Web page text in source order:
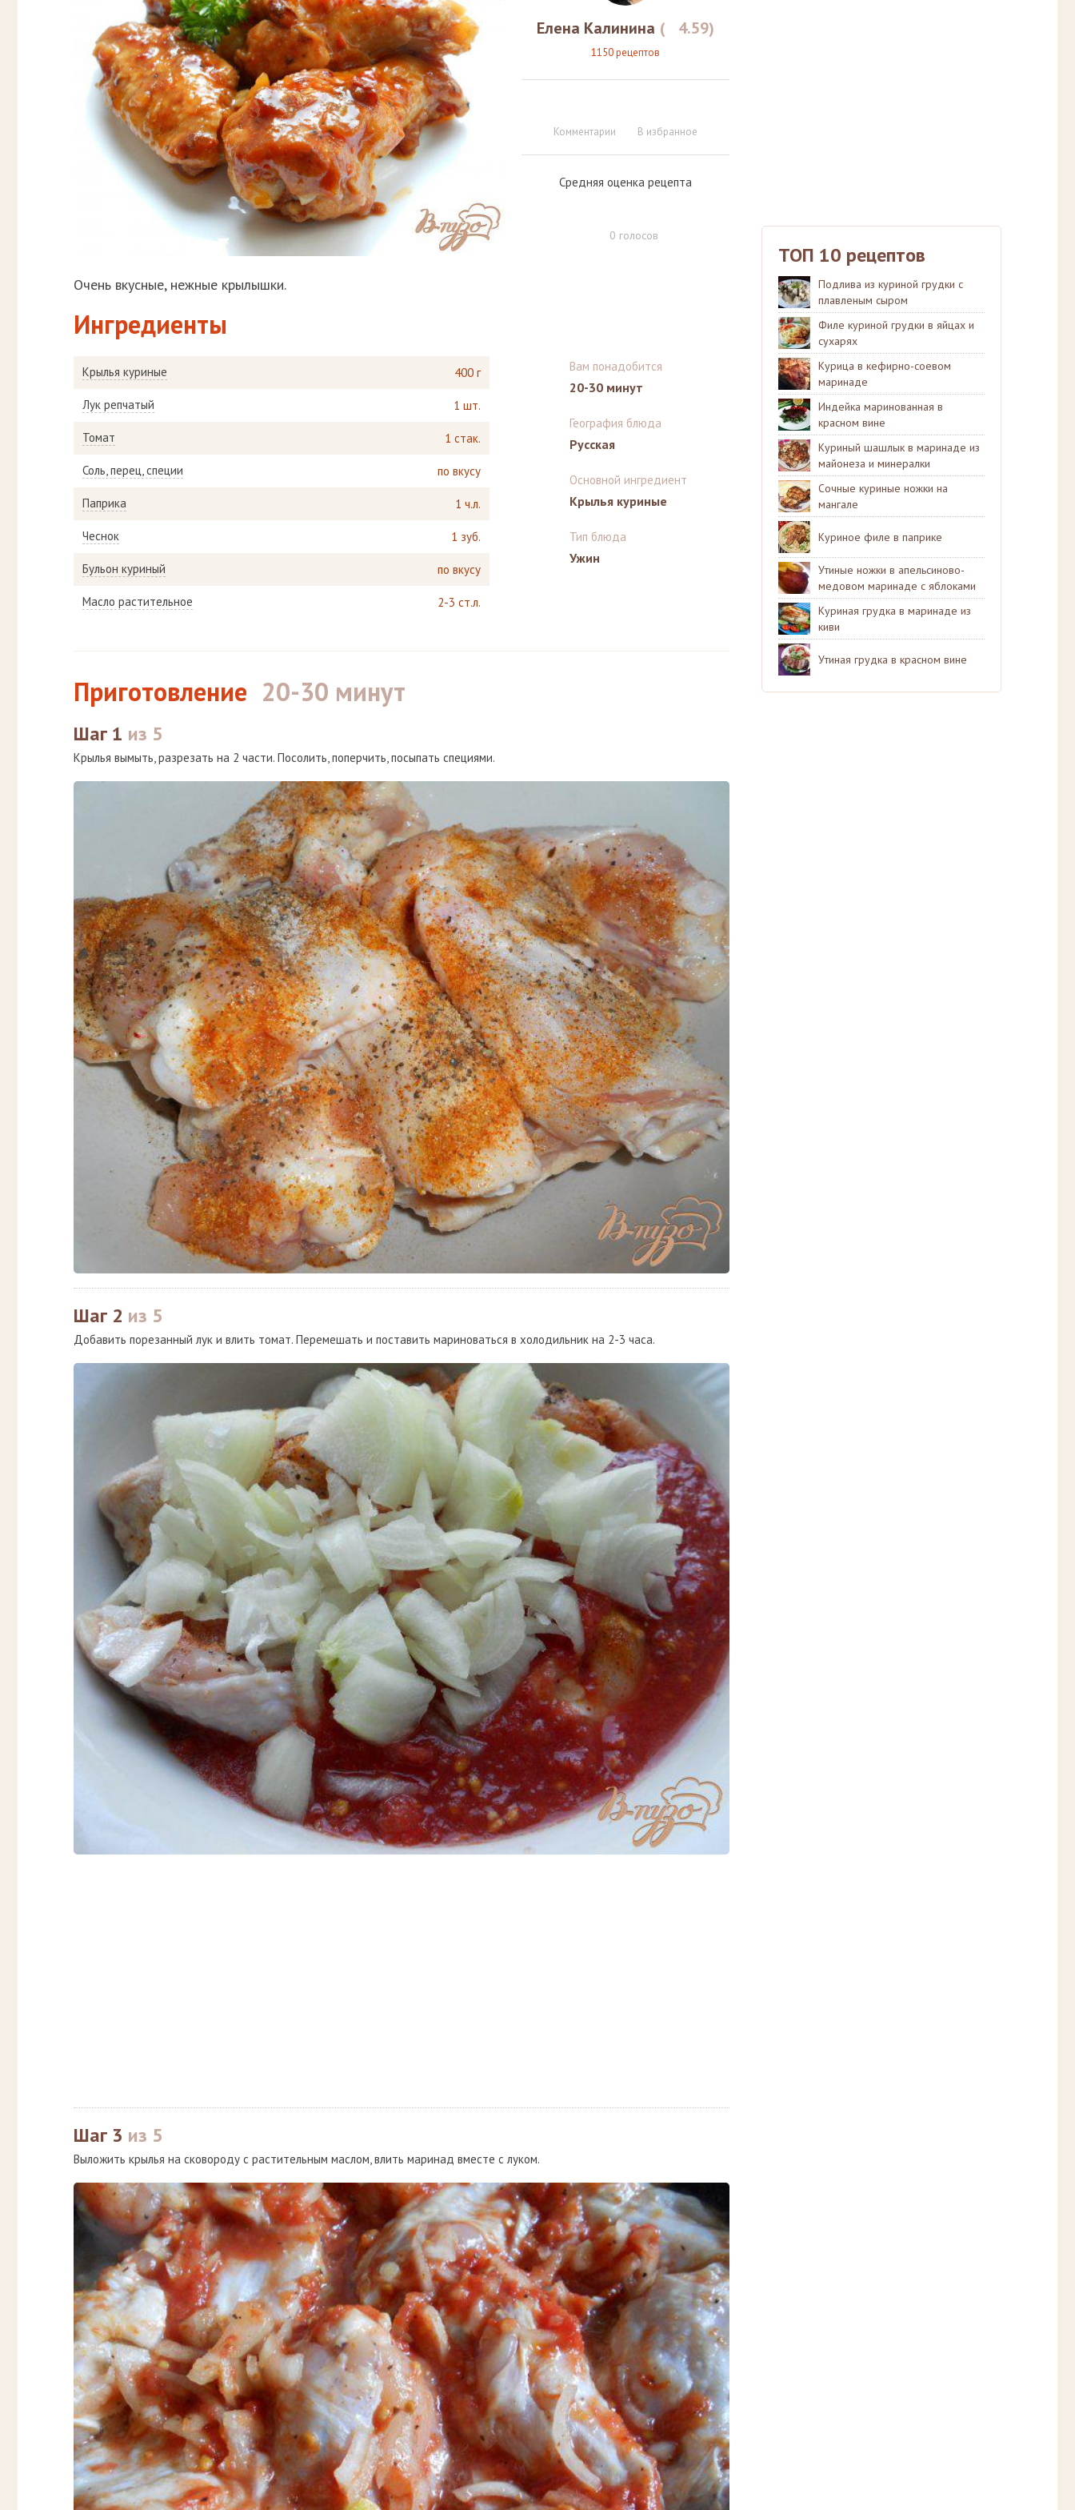
Елена Калинина ( 4.59)
1150 рецептов
Комментарии В избранное
Средняя оценка рецепта
0 голосов
Очень вкусные, нежные крылышки.
Ингредиенты
Крылья куриные 400 г
Лук репчатый 1 шт.
Томат 1 стак.
Соль, перец, специи по вкусу
Паприка 1 ч.л.
Чеснок 1 зуб.
Бульон куриный по вкусу
Масло растительное 2-3 ст.л.
Вам понадобится
20-30 минут
География блюда
Русская
Основной ингредиент
Крылья куриные
Тип блюда
Ужин
Приготовление 20-30 минут
Шаг 1 из 5
Крылья вымыть, разрезать на 2 части. Посолить, поперчить, посыпать специями.
Шаг 2 из 5
Добавить порезанный лук и влить томат. Перемешать и поставить мариноваться в холодильник на 2-3 часа.
Шаг 3 из 5
Выложить крылья на сковороду с растительным маслом, влить маринад вместе с луком.
ТОП 10 рецептов
Подлива из куриной грудки с
плавленым сыром
Филе куриной грудки в яйцах и
сухарях
Курица в кефирно-соевом
маринаде
Индейка маринованная в
красном вине
Куриный шашлык в маринаде из
майонеза и минералки
Сочные куриные ножки на
мангале
Куриное филе в паприке
Утиные ножки в апельсиново-
медовом маринаде с яблоками
Куриная грудка в маринаде из
киви
Утиная грудка в красном вине